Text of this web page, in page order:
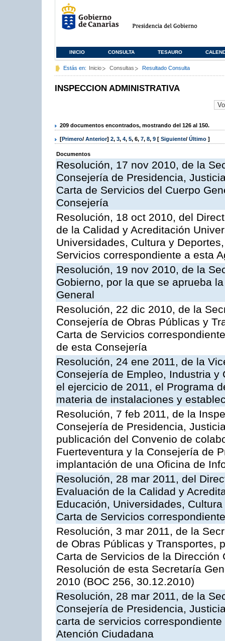
INICIO CONSULTA TESAURO
Estás en: Inicio Consultas Resultado Consulta
INSPECCION ADMINISTRATIVA
209 documentos encontrados, mostrando del 126 al 150.
[Primero/ Anterior] 2, 3, 4, 5, 6, 7, 8, 9 [ Siguiente/ Último ]
Documentos
Resolución, 17 nov 2010, de la
Consejería de Presidencia,
Carta de Servicios del Cuerpo
Consejería
Resolución, 18 oct 2010, del
de la Calidad y Acreditación
Universidades, Cultura y
Servicios correspondiente a esta
Resolución, 19 nov 2010, de la
Gobierno, por la que se aprueba
General
Resolución, 22 dic 2010, de la
Consejería de Obras Públicas y
Carta de Servicios
de esta Consejería
Resolución, 24 ene 2011, de la
Consejería de Empleo, Industria
el ejercicio de 2011, el Programa
materia de instalaciones y
Resolución, 7 feb 2011, de la
Consejería de Presidencia,
publicación del Convenio de
Fuerteventura y la Consejería de
implantación de una Oficina de
Resolución, 28 mar 2011, del
Evaluación de la Calidad y
Educación, Universidades,
Carta de Servicios
Resolución, 3 mar 2011, de la
de Obras Públicas y Transportes,
Carta de Servicios de la
Resolución de esta Secretaría
2010 (BOC 256, 30.12.2010)
Resolución, 28 mar 2011, de la
Consejería de Presidencia,
carta de servicios
Atención Ciudadana